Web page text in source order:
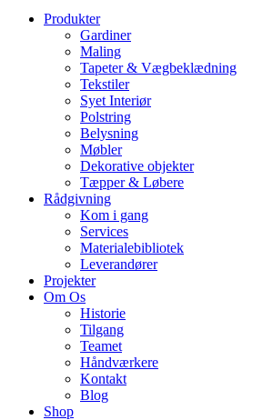
Produkter
Gardiner
Maling
Tapeter & Vægbeklædning
Tekstiler
Syet Interiør
Polstring
Belysning
Møbler
Dekorative objekter
Tæpper & Løbere
Rådgivning
Kom i gang
Services
Materialebibliotek
Leverandører
Projekter
Om Os
Historie
Tilgang
Teamet
Håndværkere
Kontakt
Blog
Shop